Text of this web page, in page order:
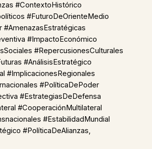
#ContextoHistórico
#FuturoDeOrienteMedio
#AmenazasEstratégicas
#ImpactoEconómico
#RepercusionesCulturales
#AnálisisEstratégico
#ImplicacionesRegionales
#PolíticaDePoder
#EstrategiasDeDefensa
#CooperaciónMultilateral
#EstabilidadMundial
#PolíticaDeAlianzas,